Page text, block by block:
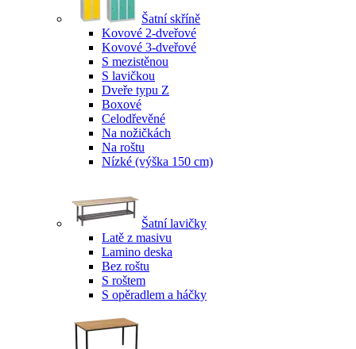
Šatní skříně
Kovové 2-dveřové
Kovové 3-dveřové
S mezistěnou
S lavičkou
Dveře typu Z
Boxové
Celodřevěné
Na nožičkách
Na roštu
Nízké (výška 150 cm)
Šatní lavičky
Latě z masivu
Lamino deska
Bez roštu
S roštem
S opěradlem a háčky